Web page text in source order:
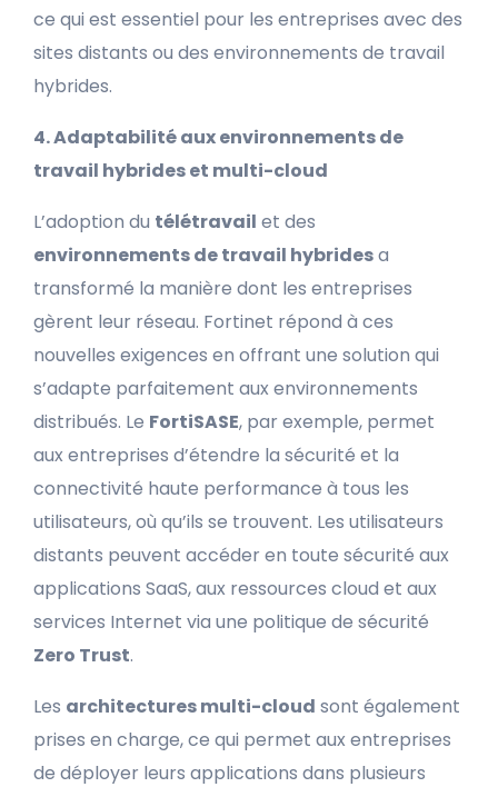
ce qui est essentiel pour les entreprises avec des
sites distants ou des environnements de travail
hybrides.
4. Adaptabilité aux environnements de
travail hybrides et multi-cloud
L’adoption du télétravail et des
environnements de travail hybridesa
transformé la manière dont les entreprises
gèrent leur réseau. Fortinet répond à ces
nouvelles exigences en offrant une solution qui
s’adapte parfaitement aux environnements
distribués. Le FortiSASE, par exemple, permet
aux entreprises d’étendre la sécurité et la
connectivité haute performance à tous les
utilisateurs, où qu’ils se trouvent. Les utilisateurs
distants peuvent accéder en toute sécurité aux
applications SaaS, aux ressources cloud et aux
services Internet via une politique de sécurité
Zero Trust.
Les architectures multi-cloud sont également
prises en charge, ce qui permet aux entreprises
de déployer leurs applications dans plusieurs